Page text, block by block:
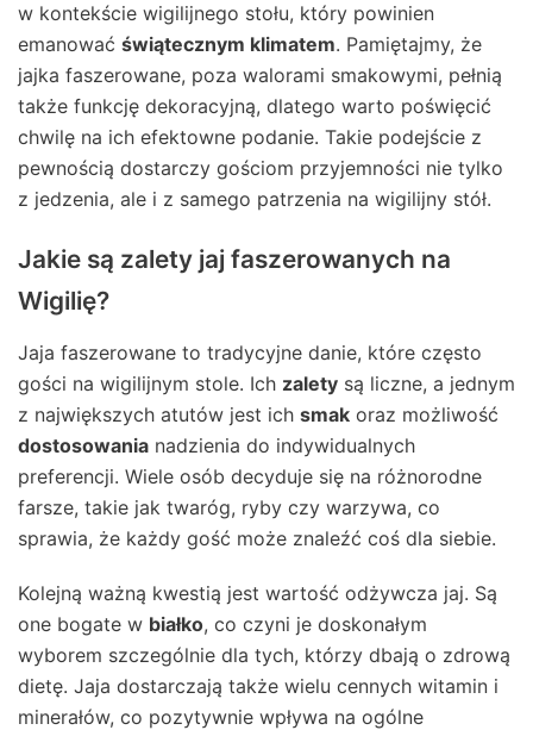
w kontekście wigilijnego stołu, który powinien
emanować świątecznym klimatem. Pamiętajmy, że
jajka faszerowane, poza walorami smakowymi, pełnią
także funkcję dekoracyjną, dlatego warto poświęcić
chwilę na ich efektowne podanie. Takie podejście z
pewnością dostarczy gościom przyjemności nie tylko
z jedzenia, ale i z samego patrzenia na wigilijny stół.
Jakie są zalety jaj faszerowanych na
Wigilię?
Jaja faszerowane to tradycyjne danie, które często
gości na wigilijnym stole. Ich zalety są liczne, a jednym
z największych atutów jest ich smak oraz możliwość
dostosowania nadzienia do indywidualnych
preferencji. Wiele osób decyduje się na różnorodne
farsze, takie jak twaróg, ryby czy warzywa, co
sprawia, że każdy gość może znaleźć coś dla siebie.
Kolejną ważną kwestią jest wartość odżywcza jaj. Są
one bogate w białko, co czyni je doskonałym
wyborem szczególnie dla tych, którzy dbają o zdrową
dietę. Jaja dostarczają także wielu cennych witamin i
minerałów, co pozytywnie wpływa na ogólne